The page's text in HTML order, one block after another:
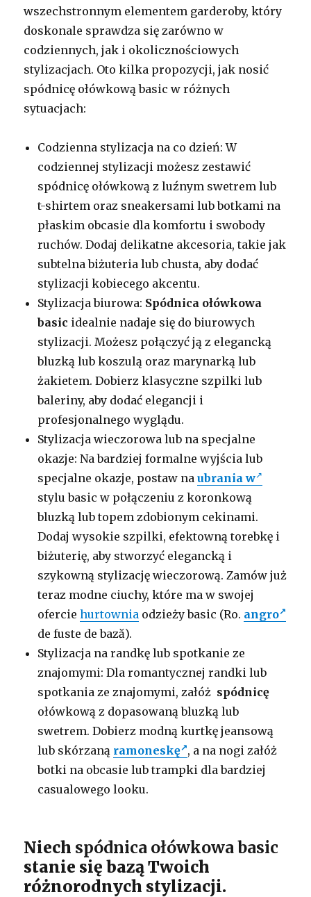
wszechstronnym elementem garderoby, który
doskonale sprawdza się zarówno w
codziennych, jak i okolicznościowych
stylizacjach. Oto kilka propozycji, jak nosić
spódnicę ołówkową basic w różnych
sytuacjach:
Codzienna stylizacja na co dzień: W
codziennej stylizacji możesz zestawić
spódnicę ołówkową z luźnym swetrem lub
t-shirtem oraz sneakersami lub botkami na
płaskim obcasie dla komfortu i swobody
ruchów. Dodaj delikatne akcesoria, takie jak
subtelna biżuteria lub chusta, aby dodać
stylizacji kobiecego akcentu.
Stylizacja biurowa: Spódnica ołówkowa
basic idealnie nadaje się do biurowych
stylizacji. Możesz połączyć ją z elegancką
bluzką lub koszulą oraz marynarką lub
żakietem. Dobierz klasyczne szpilki lub
baleriny, aby dodać elegancji i
profesjonalnego wyglądu.
Stylizacja wieczorowa lub na specjalne
okazje: Na bardziej formalne wyjścia lub
specjalne okazje, postaw naubrania w
stylu basic w połączeniu z koronkową
bluzką lub topem zdobionym cekinami.
Dodaj wysokie szpilki, efektowną torebkę i
biżuterię, aby stworzyć elegancką i
szykowną stylizację wieczorową. Zamów już
teraz modne ciuchy, które ma w swojej
oferciehurtownia odzieży basic (Ro. angro
de fuste de bază).
Stylizacja na randkę lub spotkanie ze
znajomymi: Dla romantycznej randki lub
spotkania ze znajomymi, załóż spódnicę
ołówkową z dopasowaną bluzką lub
swetrem. Dobierz modną kurtkę jeansową
lub skórzaną ramoneskę , a na nogi załóż
botki na obcasie lub trampki dla bardziej
casualowego looku.
Niech spódnica ołówkowa basic
stanie się bazą Twoich
różnorodnych stylizacji.